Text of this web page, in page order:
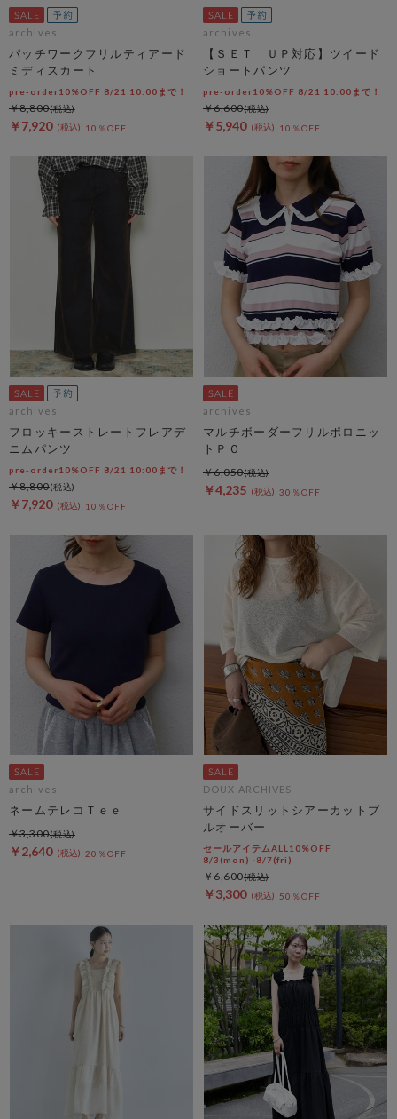
archives
パッチワークフリルティアード
ミディスカート
pre-order10%OFF 8/21 10:00まで！
￥7,920 10％OFF
￥8,800
archives
【ＳＥＴ ＵＰ対応】ツイード
ショートパンツ
pre-order10%OFF 8/21 10:00まで！
￥5,940 10％OFF
￥6,600
archives
フロッキーストレートフレアデ
ニムパンツ
pre-order10%OFF 8/21 10:00まで！
￥7,920 10％OFF
￥8,800
archives
マルチボーダーフリルポロニッ
トＰＯ
￥4,235 30％OFF
￥6,050
archives
ネームテレコＴｅｅ
￥2,640 20％OFF
￥3,300
DOUX ARCHIVES
サイドスリットシアーカットプ
ルオーバー
セールアイテムALL10%OFF
8/3(mon)~8/7(fri)
￥3,300 50％OFF
￥6,600